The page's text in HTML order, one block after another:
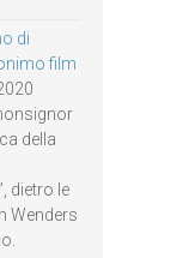
di
film
della
dietro le
Wenders